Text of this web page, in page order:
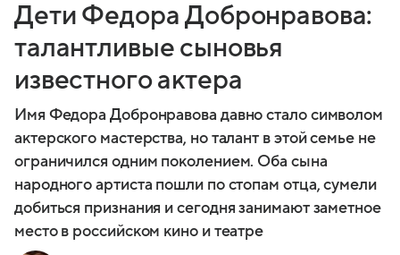
Дети Федора Добронравова:
талантливые сыновья
известного актера
Имя Федора Добронравова давно стало символом
актерского мастерства, но талант в этой семье не
ограничился одним поколением. Оба сына
народного артиста пошли по стопам отца, сумели
добиться признания и сегодня занимают заметное
место в российском кино и театре